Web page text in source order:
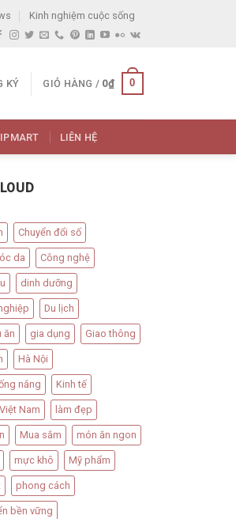
Kinh nghiệm cuộc sống
KÝ GIỎ HÀNG / 0₫ 0
LIÊN HỆ
Chuyển đổi số
da Công nghệ
dinh dưỡng
Du lịch
ăn gia dụng Giao thông
Hà Nội
nắng Kinh tế
Nam làm đẹp
Mua sắm món ăn ngon
mực khô Mỹ phẩm
phong cách
bền vững